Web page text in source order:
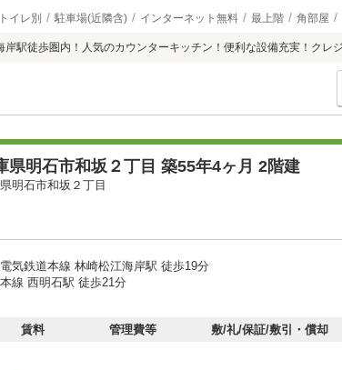
イレ別 駐車場(近隣含) インターネット無料 最上階 角部屋
岸駅徒歩圏内！人気のカウンターキッチン！便利な設備充実！クレ
県明石市和坂２丁目 築55年4ヶ月 2階建
明石市和坂２丁目
気鉄道本線 林崎松江海岸駅 徒歩19分
線 西明石駅 徒歩21分
賃料 管理費等 敷/礼/保証/敷引・償却